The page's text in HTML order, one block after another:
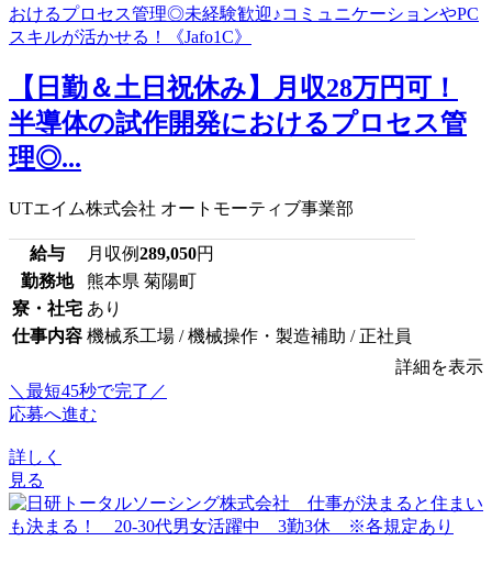
【日勤＆土日祝休み】月収28万円可！
半導体の試作開発におけるプロセス管
理◎...
UTエイム株式会社 オートモーティブ事業部
給与 月収例289,050円
勤務地
熊本県 菊陽町
寮・社宅 あり
仕事内容 機械系工場 / 機械操作・製造補助 / 正社員
詳細を表示
＼最短45秒で完了／
応募へ進む
詳しく
見る